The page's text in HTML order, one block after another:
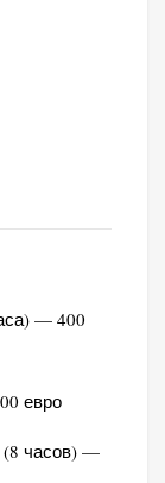
— 400
евро
(8 часов) —